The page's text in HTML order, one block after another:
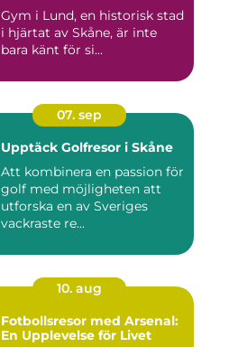
Gym i Lund, en historisk stad
i hjärtat av Skåne, är inte
bara känt för si...
07. sep
Upptäck Golfresor i Skåne
Att kombinera en passion för
golf med möjligheten att
utforska en av Sveriges
vackraste re...
10. aug
Fotbollsresor med Arsenal:
En Upplevelse för Livet